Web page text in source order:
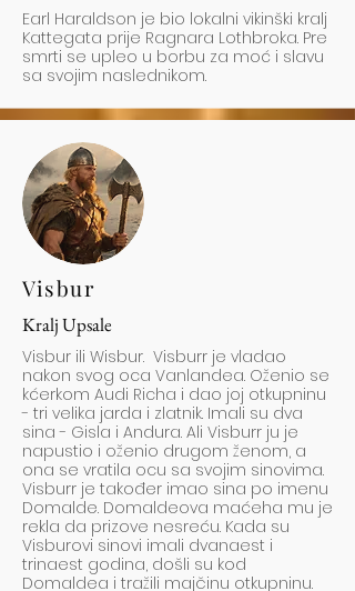
Earl Haraldson je bio lokalni vikinški kralj
Kattegata prije Ragnara Lothbroka. Pre
smrti se upleo u borbu za moć i slavu
sa svojim naslednikom.
Visbur
Kralj Upsale
Visbur ili Wisbur. Visburr je vladao
nakon svog oca Vanlandea. Oženio se
kćerkom Audi Richa i dao joj otkupninu
- tri velika jarda i zlatnik. Imali su dva
sina - Gisla i Andura. Ali Visburr ju je
napustio i oženio drugom ženom, a
ona se vratila ocu sa svojim sinovima.
Visburr je također imao sina po imenu
Domalde. Domaldeova maćeha mu je
rekla da prizove nesreću. Kada su
Visburovi sinovi imali dvanaest i
trinaest godina, došli su kod
Domaldea i tražili majčinu otkupninu.